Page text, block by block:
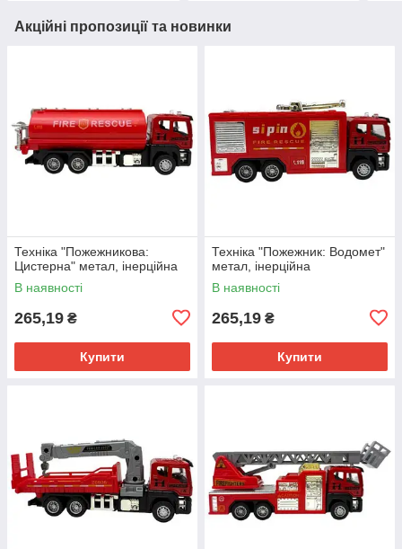
Акційні пропозиції та новинки
Техніка "Пожежникова:
Цистерна" метал, інерційна
В наявності
265,19 ₴
Купити
Техніка "Пожежник: Водомет"
метал, інерційна
В наявності
265,19 ₴
Купити